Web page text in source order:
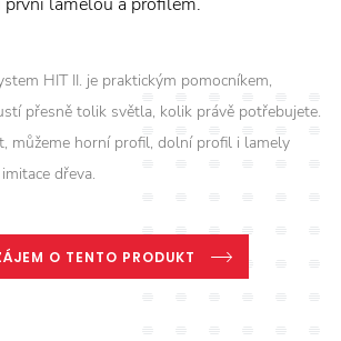
HIT II. je praktickým pomocníkem,
přesně tolik světla, kolik právě potřebujete.
můžeme horní profil, dolní profil i lamely
dřeva.
O TENTO PRODUKT